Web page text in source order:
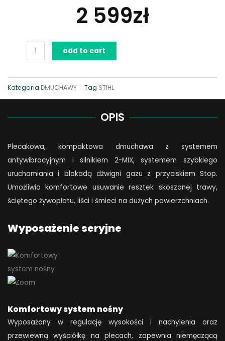
2 599zł
Dmuchawa
200
quantity
add to cart
Kategoria DMUCHAWY Tag STIHL
OPIS
Plecakowa, kompaktowa dmuchawa z systemem
antywibracyjnym i silnikiem 2-MIX, systemem szybkiego
uruchamiania i blokadą dźwigni gazu z przyciskiem Stop.
Umożliwia komfortowe usuwanie resztek skoszonej trawy,
ściętego żywopłotu, liści i śmieci na dużych powierzchniach.
Wyposażenie seryjne
Komfortowy system nośny
Wyposażony w regulację wysokości i nachylenia oraz
przewiewną wyściółkę na plecach, zapewnia niemęczącą